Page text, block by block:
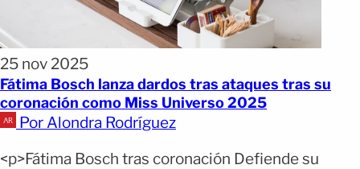
25 nov 2025
Fátima Bosch lanza dardos tras ataques tras su
coronación como Miss Universo 2025
Por Alondra Rodríguez
<p>Fátima Bosch tras coronación Defiende su